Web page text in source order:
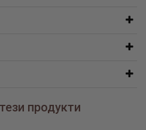
продукти